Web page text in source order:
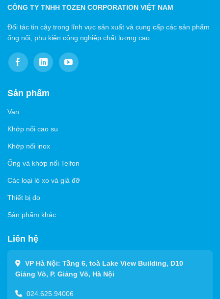
CÔNG TY TNHH TOZEN CORPORATION VIỆT NAM
Đối tác tin cậy trong lĩnh vực sản xuất và cung cấp các sản phẩm
ống nối, phụ kiện công nghiệp chất lượng cao.
Sản phẩm
Van
Khớp nối cao su
Khớp nối inox
Ống và khớp nối Telfon
Các loại lò xo và giá đỡ
Thiết bị đo
Sản phẩm khác
Liên hệ
VP Hà Nội: Tầng 6, toà Lake View Building, D10
Giảng Võ, P. Giảng Võ, Hà Nội
024.625.94006